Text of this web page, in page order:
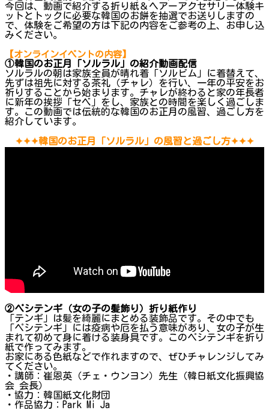
今回は、動画で紹介する折り紙＆ヘアーアクセサリー体験キ
ットとトックに必要な韓国のお餅を抽選でお送りしますの
で、体験をご希望の方は下記の内容をご参考の上、お申し込
みください。
【オンラインイベントの内容】
①韓国のお正月「ソルラル」の紹介動画配信
ソルラルの朝は家族全員が晴れ着「ソルビム」に着替えて、
先ずは祖先に対する茶礼（チャレ）を行い、一年の平安をお
祈りすることから始まります。チャレが終わると家の年長者
に新年の挨拶「セベ」をし、家族との時間を楽しく過ごしま
す。この動画では伝統的な韓国のお正月の風習、過ごし方を
紹介しています。
✦✦✦韓国のお正月「ソルラル」の風習と過ごし方✦✦✦
②ペシテンギ（女の子の髪飾り）折り紙作り
「テンギ」は髪を綺麗にまとめる装飾品です。その中でも
「ペシテンギ」には疫病や厄を払う意味があり、女の子が生
まれて初めて身に着ける装身具です。このペシテンギを折り
紙で作ってみます。
お家にある色紙などで作れますので、ぜひチャレンジしてみ
てください。
・講師：崔恩英（チェ・ウンヨン）先生（韓日紙文化振興協
会 会長）
・協力：韓国紙文化財団
・作品協力：Park Mi Ja